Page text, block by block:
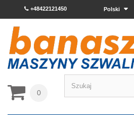
Polski
+48422121450
0